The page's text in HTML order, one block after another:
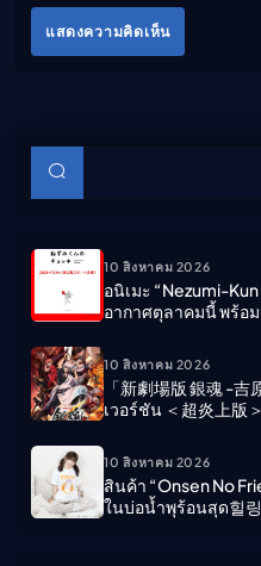
แสดงความคิดเห็น
บทความย่อย
10 สิงหาคม 2026
อนิเมะ “Nezumi-
อากาศตุลาคมนี้ พร้อ
10 สิงหาคม 2026
「新劇場版 銀魂 -
เวอร์ชัน ＜超炎上版
10 สิงหาคม 2026
สินค้า “Onsen No
ในบ่อน้ำพุร้อนสุด힐링